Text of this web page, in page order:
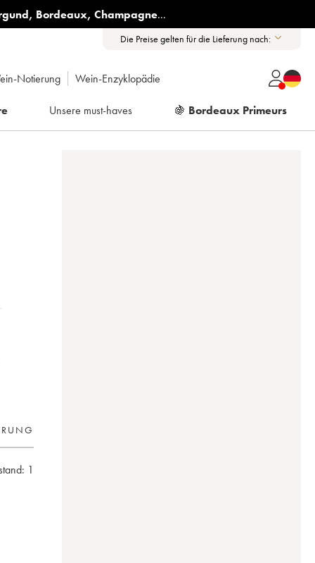
, Bordeaux, Champagne...
Die Preise gelten für die Lieferung nach:
Notierung Wein-Enzyklopädie
Unsere must-haves 🍇 Bordeaux Primeurs
1